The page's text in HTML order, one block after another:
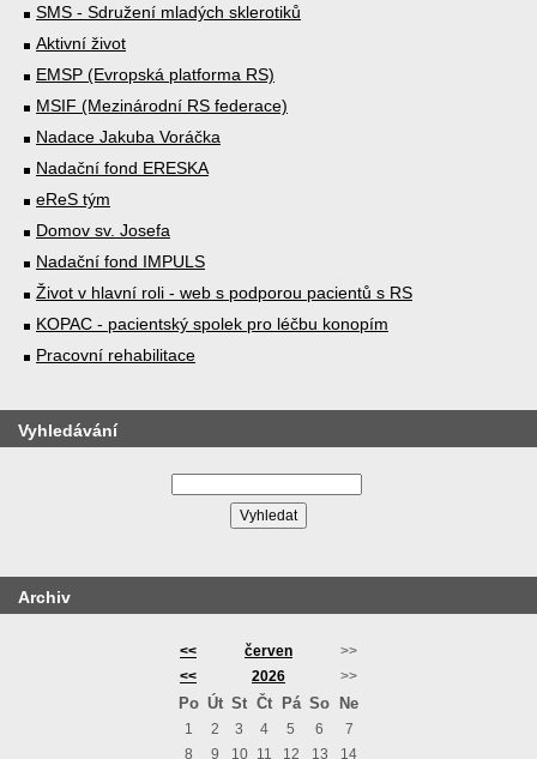
SMS - Sdružení mladých sklerotiků
Aktivní život
EMSP (Evropská platforma RS)
MSIF (Mezinárodní RS federace)
Nadace Jakuba Voráčka
Nadační fond ERESKA
eReS tým
Domov sv. Josefa
Nadační fond IMPULS
Život v hlavní roli - web s podporou pacientů s RS
KOPAC - pacientský spolek pro léčbu konopím
Pracovní rehabilitace
Vyhledávání
Archiv
<< červen
>>
<<
2026 >>
Po Út St Čt Pá So Ne
1 2 3 4 5 6
7
8
9 10 11 12 13 14